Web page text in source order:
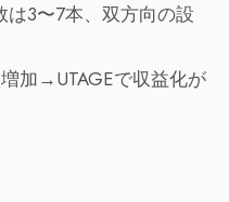
は3〜7本、双方向の設
加→UTAGEで収益化が